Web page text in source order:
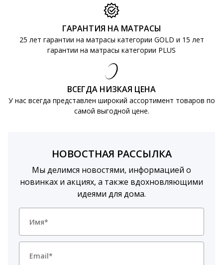
ГАРАНТИЯ НА МАТРАСЫ
25 лет гарантии на матрасы категории GOLD и 15 лет
гарантии на матрасы категории PLUS
ВСЕГДА НИЗКАЯ ЦЕНА
У нас всегда представлен широкий ассортимент товаров по
самой выгодной цене.
НОВОСТНАЯ РАССЫЛКА
Мы делимся новостями, информацией о
новинках и акциях, а также вдохновляющими
идеями для дома.